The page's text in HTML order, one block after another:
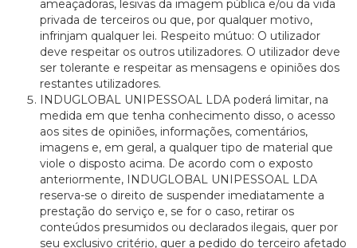
ameaçadoras, lesivas da imagem pública e/ou da vida
privada de terceiros ou que, por qualquer motivo,
infrinjam qualquer lei. Respeito mútuo: O utilizador
deve respeitar os outros utilizadores. O utilizador deve
ser tolerante e respeitar as mensagens e opiniões dos
restantes utilizadores.
INDUGLOBAL UNIPESSOAL LDA poderá limitar, na
medida em que tenha conhecimento disso, o acesso
aos sites de opiniões, informações, comentários,
imagens e, em geral, a qualquer tipo de material que
viole o disposto acima. De acordo com o exposto
anteriormente, INDUGLOBAL UNIPESSOAL LDA
reserva-se o direito de suspender imediatamente a
prestação do serviço e, se for o caso, retirar os
conteúdos presumidos ou declarados ilegais, quer por
seu exclusivo critério, quer a pedido do terceiro afetado